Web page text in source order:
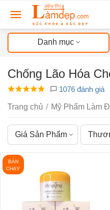
Danh mục
Chống Lão Hóa
1076 đánh giá
Trang chủ / Mỹ Phẩm Làm
Giá Sản Phẩm
BÁN
CHẠY